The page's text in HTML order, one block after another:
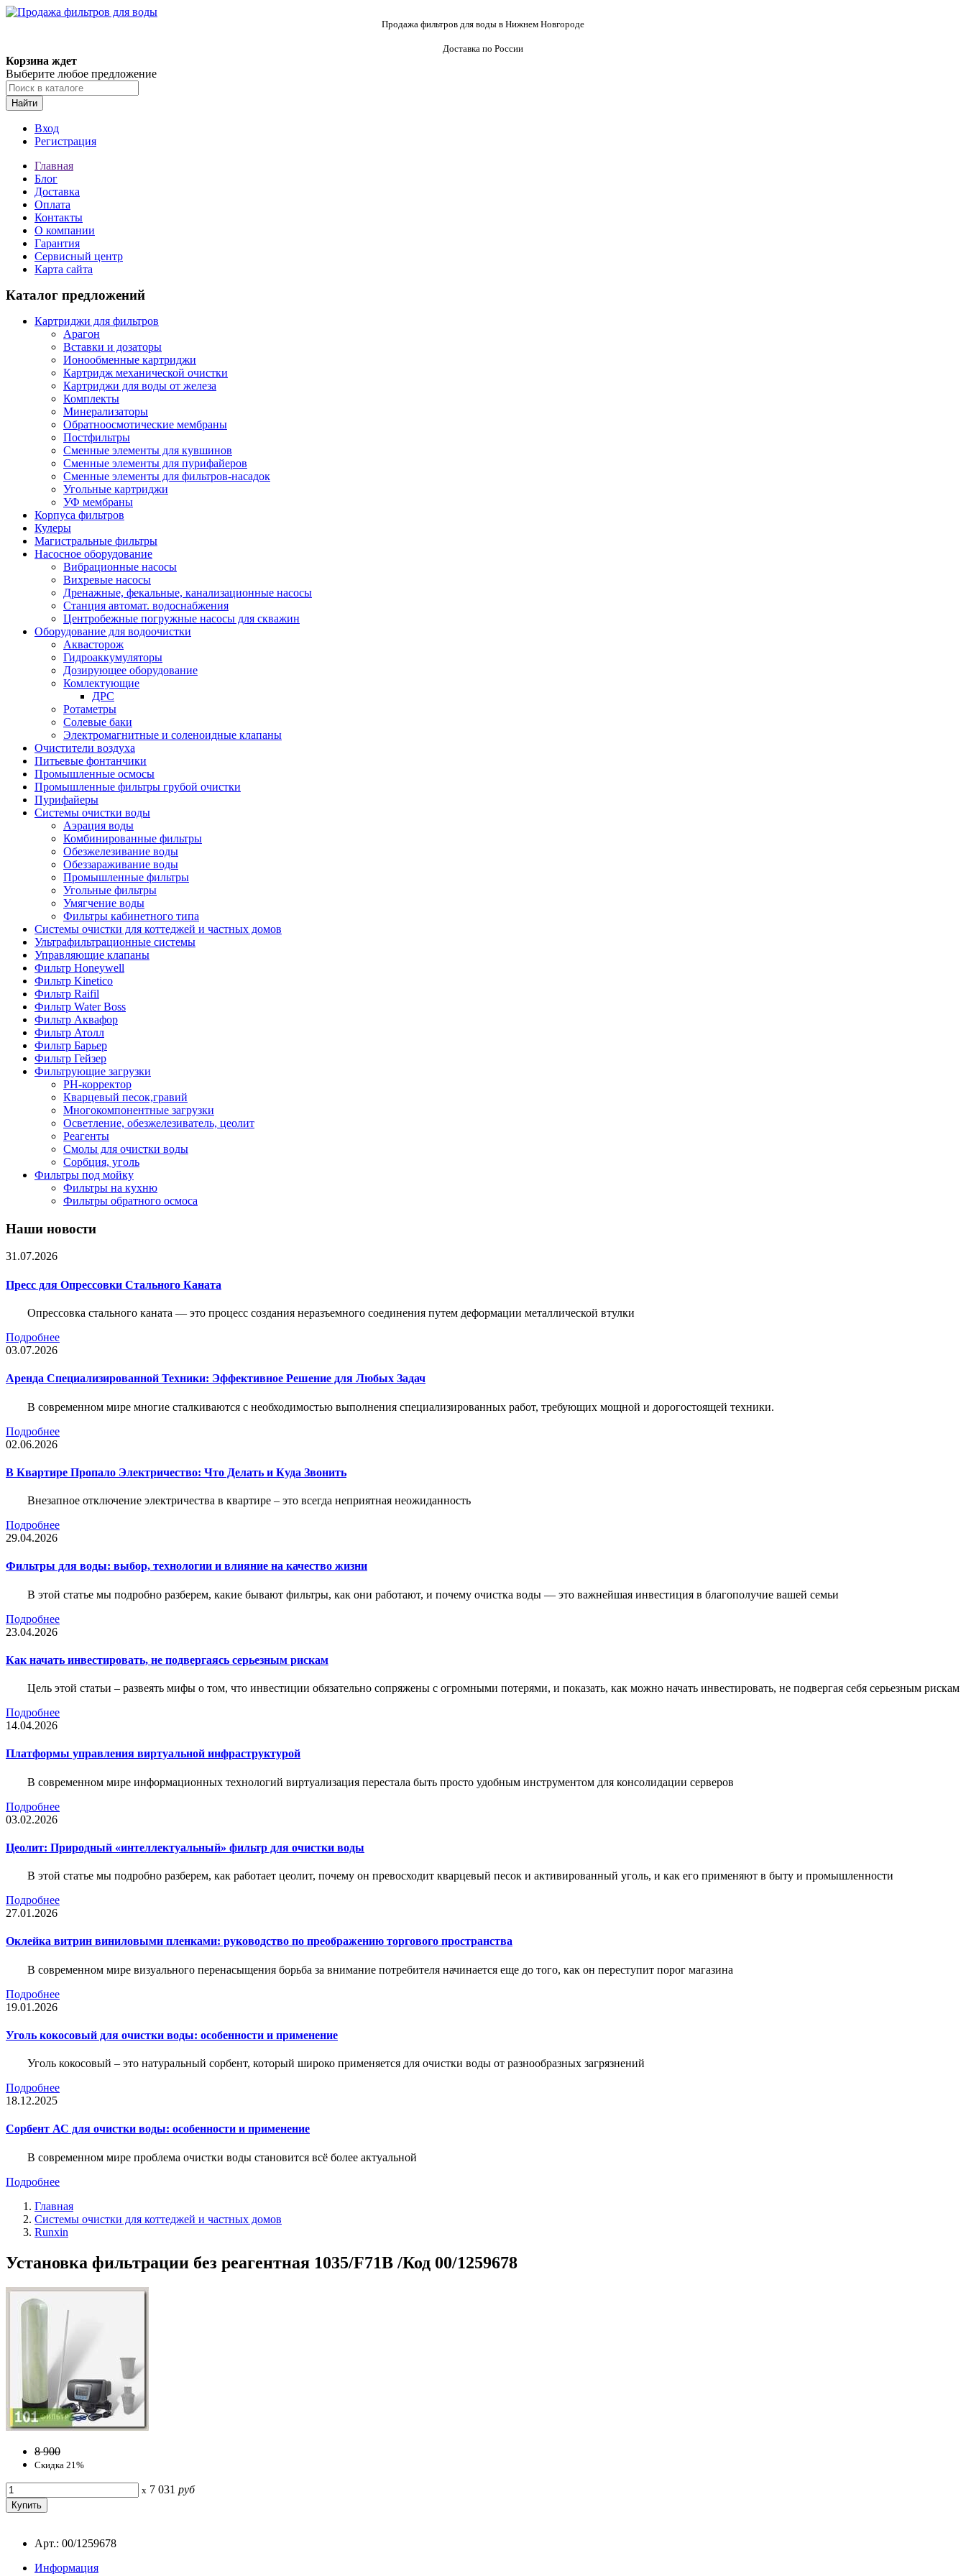
Продажа фильтров для воды в Нижнем Новгороде
Доставка по России
Корзина ждет
Выберите любое предложение
Найти
Вход
Регистрация
Главная
Блог
Доставка
Оплата
Контакты
О компании
Гарантия
Сервисный центр
Карта сайта
Каталог предложений
Картриджи для фильтров
Арагон
Вставки и дозаторы
Ионообменные картриджи
Картридж механической очистки
Картриджи для воды от железа
Комплекты
Минерализаторы
Обратноосмотические мембраны
Постфильтры
Сменные элементы для кувшинов
Сменные элементы для пурифайеров
Сменные элементы для фильтров-насадок
Угольные картриджи
УФ мембраны
Корпуса фильтров
Кулеры
Магистральные фильтры
Насосное оборудование
Вибрационные насосы
Вихревые насосы
Дренажные, фекальные, канализационные насосы
Станция автомат. водоснабжения
Центробежные погружные насосы для скважин
Оборудование для водоочистки
Аквасторож
Гидроаккумуляторы
Дозирующее оборудование
Комлектующие
ДРС
Ротаметры
Солевые баки
Электромагнитные и соленоидные клапаны
Очистители воздуха
Питьевые фонтанчики
Промышленные осмосы
Промышленные фильтры грубой очистки
Пурифайеры
Системы очистки воды
Аэрация воды
Комбинированные фильтры
Обезжелезивание воды
Обеззараживание воды
Промышленные фильтры
Угольные фильтры
Умягчение воды
Фильтры кабинетного типа
Системы очистки для коттеджей и частных домов
Ультрафильтрационные системы
Управляющие клапаны
Фильтр Honeywell
Фильтр Kinetico
Фильтр Raifil
Фильтр Water Boss
Фильтр Аквафор
Фильтр Атолл
Фильтр Барьер
Фильтр Гейзер
Фильтрующие загрузки
PH-корректор
Кварцевый песок,гравий
Многокомпонентные загрузки
Осветление, обезжелезиватель, цеолит
Реагенты
Смолы для очистки воды
Сорбция, уголь
Фильтры под мойку
Фильтры на кухню
Фильтры обратного осмоса
Наши новости
31.07.2026
Пресс для Опрессовки Стального Каната
Опрессовка стального каната — это процесс создания неразъемного соединения путем деформации металлической втулки
Подробнее
03.07.2026
Аренда Специализированной Техники: Эффективное Решение для Любых Задач
В современном мире многие сталкиваются с необходимостью выполнения специализированных работ, требующих мощной и дорогостоящей техники.
Подробнее
02.06.2026
В Квартире Пропало Электричество: Что Делать и Куда Звонить
Внезапное отключение электричества в квартире – это всегда неприятная неожиданность
Подробнее
29.04.2026
Фильтры для воды: выбор, технологии и влияние на качество жизни
В этой статье мы подробно разберем, какие бывают фильтры, как они работают, и почему очистка воды — это важнейшая инвестиция в благополучие вашей семьи
Подробнее
23.04.2026
Как начать инвестировать, не подвергаясь серьезным рискам
Цель этой статьи – развеять мифы о том, что инвестиции обязательно сопряжены с огромными потерями, и показать, как можно начать инвестировать, не подвергая себя серьезным рискам
Подробнее
14.04.2026
Платформы управления виртуальной инфраструктурой
В современном мире информационных технологий виртуализация перестала быть просто удобным инструментом для консолидации серверов
Подробнее
03.02.2026
Цеолит: Природный «интеллектуальный» фильтр для очистки воды
В этой статье мы подробно разберем, как работает цеолит, почему он превосходит кварцевый песок и активированный уголь, и как его применяют в быту и промышленности
Подробнее
27.01.2026
Оклейка витрин виниловыми пленками: руководство по преображению торгового пространства
В современном мире визуального перенасыщения борьба за внимание потребителя начинается еще до того, как он переступит порог магазина
Подробнее
19.01.2026
Уголь кокосовый для очистки воды: особенности и применение
Уголь кокосовый – это натуральный сорбент, который широко применяется для очистки воды от разнообразных загрязнений
Подробнее
18.12.2025
Сорбент АС для очистки воды: особенности и применение
В современном мире проблема очистки воды становится всё более актуальной
Подробнее
Главная
Системы очистки для коттеджей и частных домов
Runxin
Установка фильтрации без реагентная 1035/F71B /Код 00/1259678
8 900
Скидка 21%
x 7 031 руб
Арт.: 00/1259678
Информация